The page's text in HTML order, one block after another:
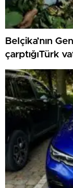
Belçika’nın
çarptığıTürk